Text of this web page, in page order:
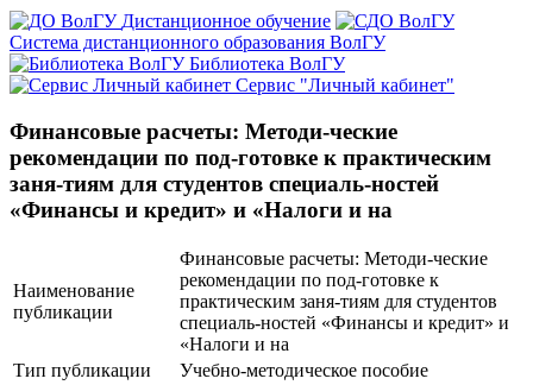
Дистанционное обучение
Система дистанционного образования ВолГУ
Библиотека ВолГУ
Сервис "Личный кабинет"
Финансовые расчеты: Методи-ческие
рекомендации по под-готовке к практическим
заня-тиям для студентов специаль-ностей
«Финансы и кредит» и «Налоги и на
Наименование
публикации
Финансовые расчеты: Методи-ческие
рекомендации по под-готовке к
практическим заня-тиям для студентов
специаль-ностей «Финансы и кредит» и
«Налоги и на
Тип публикации
Учебно-методическое пособие